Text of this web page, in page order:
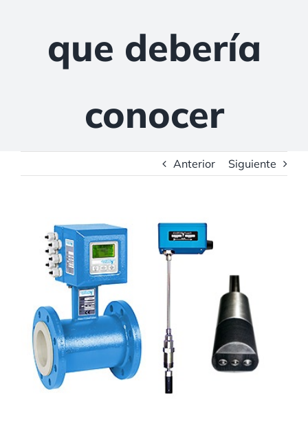
que debería
conocer
Anterior Siguiente
imagen
grande